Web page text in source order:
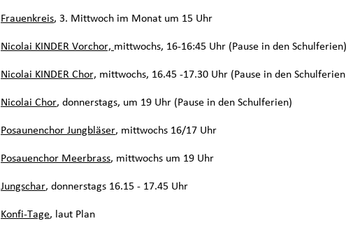
Frauenkreis, 3. Mittwoch im Monat um 15 Uhr
Nicolai KINDER Vorchor, mittwochs, 16-16:45 Uhr (Pause in den Schulferien)
Nicolai KINDER Chor, mittwochs, 16.45 -17.30 Uhr (Pause in den
Nicolai Chor, donnerstags, um 19 Uhr (Pause in den Schulferien)
Posaunenchor Jungbläser, mittwochs 16/17 Uhr
Posauenchor Meerbrass, mittwochs um 19 Uhr
Jungschar, donnerstags 16.15 - 17.45 Uhr
Konfi-Tage, laut Plan